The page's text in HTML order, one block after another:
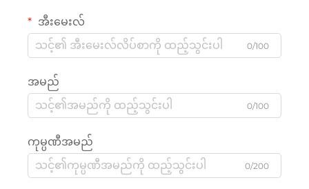
အီးမေးလ်
0/100
အမည်
0/100
ကုမ္ပဏီအမည်
0/200